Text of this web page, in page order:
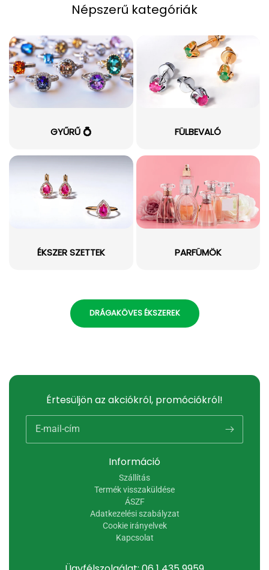
Népszerű kategóriák
GYŰRŰ 💍 FÜLBEVALÓ
ÉKSZER SZETTEK PARFÜMÖK
DRÁGAKÖVES ÉKSZEREK
Információ
Szállítás
Termék visszaküldése
ÁSZF
Adatkezelési szabályzat
Cookie irányelvek
Kapcsolat
Értesüljön az akciókról, promóciókról!
E-mail-cím